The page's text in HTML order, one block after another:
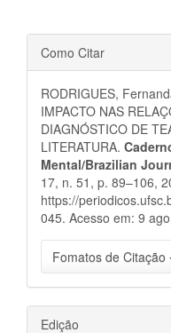
Detalhes
do
artigo
Como Citar
RODRIGUES,
IMPACTO NAS
DIAGNÓSTICO DE
LITERATURA.
Mental/Brazilian
17, n. 51, p. 89–106,
https://
045. Acesso em: 9
Fomatos de Citação
Edição